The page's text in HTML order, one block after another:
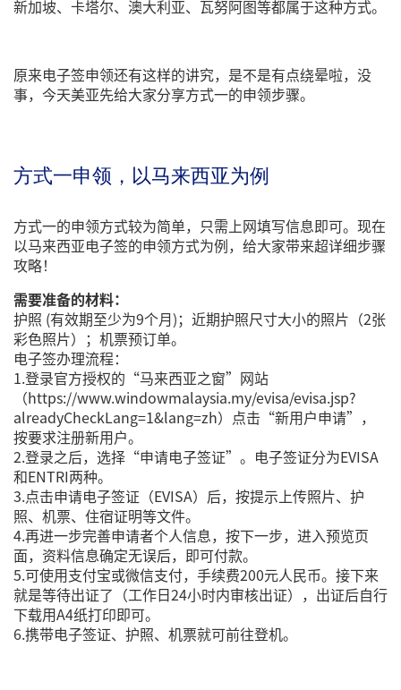
新加坡、卡塔尔、澳大利亚、瓦努阿图等都属于这种方式。
原来电子签申领还有这样的讲究，是不是有点绕晕啦，没
事，今天美亚先给大家分享方式一的申领步骤。
方式一申领，以马来西亚为例
方式一的申领方式较为简单，只需上网填写信息即可。现在
以马来西亚电子签的申领方式为例，给大家带来超详细步骤
攻略！
需要准备的材料：
护照 (有效期至少为9个月)；近期护照尺寸大小的照片（2张
彩色照片）；机票预订单。
电子签办理流程：
1.登录官方授权的“马来西亚之窗”网站
（https://www.windowmalaysia.my/evisa/evisa.jsp?
alreadyCheckLang=1&lang=zh）点击“新用户申请”，
按要求注册新用户。
2.登录之后，选择“申请电子签证”。电子签证分为EVISA
和ENTRI两种。
3.点击申请电子签证（EVISA）后，按提示上传照片、护
照、机票、住宿证明等文件。
4.再进一步完善申请者个人信息，按下一步，进入预览页
面，资料信息确定无误后，即可付款。
5.可使用支付宝或微信支付，手续费200元人民币。接下来
就是等待出证了（工作日24小时内审核出证），出证后自行
下载用A4纸打印即可。
6.携带电子签证、护照、机票就可前往登机。